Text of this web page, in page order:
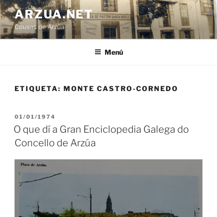
Ir
o
contido
ARZUA.NET
Cousas de Arzúa
Menú
ETIQUETA: MONTE CASTRO-CORNEDO
PUBLICADO
EN
01/01/1974
O que dí a Gran Enciclopedia Galega do
Concello de Arzúa